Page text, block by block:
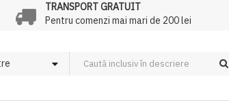
TRANSPORT GRATUIT
Pentru comenzi mai mari de 200 lei